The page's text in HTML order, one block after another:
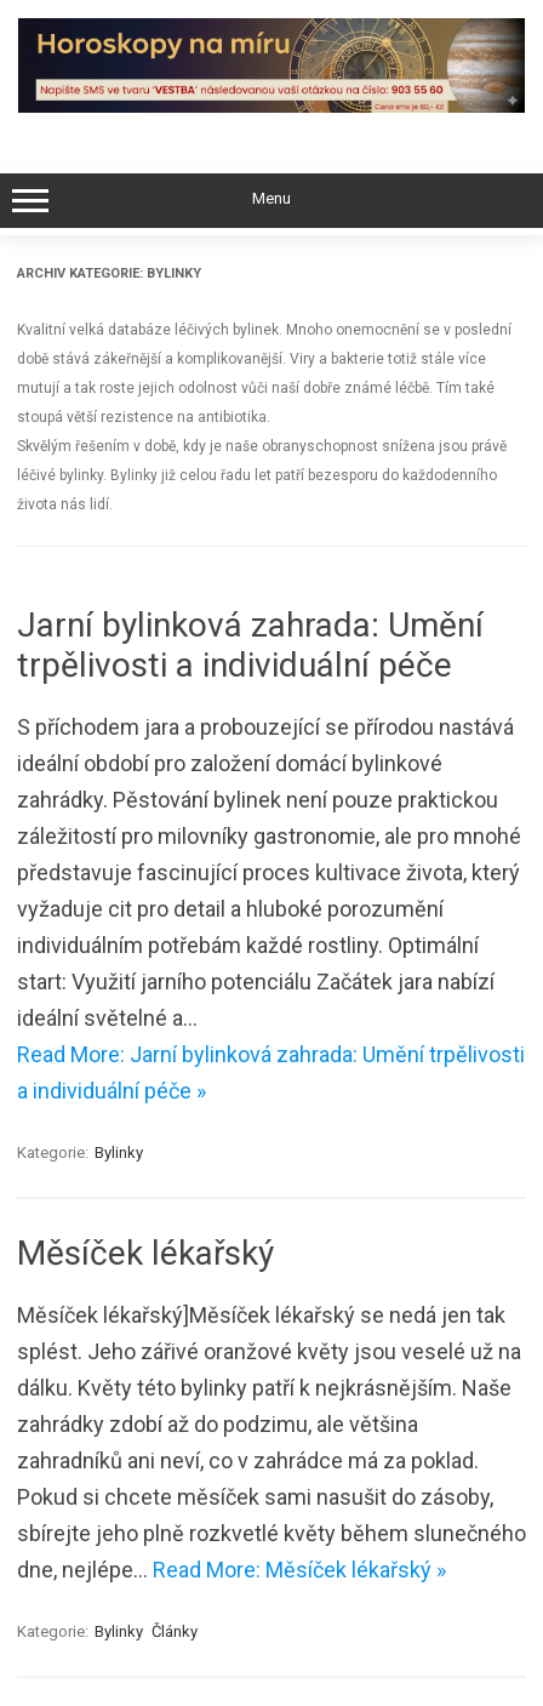
Skip
content
Menu
ARCHIV KATEGORIE: BYLINKY
Kvalitní velká databáze léčivých bylinek. Mnoho onemocnění se v poslední
době stává zákeřnější a komplikovanější. Viry a bakterie totiž stále více
mutují a tak roste jejich odolnost vůči naší dobře známé léčbě. Tím také
stoupá větší rezistence na antibiotika.
Skvělým řešením v době, kdy je naše obranyschopnost snížena jsou právě
léčivé bylinky. Bylinky již celou řadu let patří bezesporu do každodenního
života nás lidí.
Jarní bylinková zahrada: Umění
trpělivosti a individuální péče
S příchodem jara a probouzející se přírodou nastává
ideální období pro založení domácí bylinkové
zahrádky. Pěstování bylinek není pouze praktickou
záležitostí pro milovníky gastronomie, ale pro mnohé
představuje fascinující proces kultivace života, který
vyžaduje cit pro detail a hluboké porozumění
individuálním potřebám každé rostliny. Optimální
start: Využití jarního potenciálu Začátek jara nabízí
ideální světelné a…
Read More: Jarní bylinková zahrada: Umění trpělivosti
a individuální péče »
Kategorie: Bylinky
Měsíček lékařský
Měsíček lékařský]Měsíček lékařský se nedá jen tak
splést. Jeho zářivé oranžové květy jsou veselé už na
dálku. Květy této bylinky patří k nejkrásnějším. Naše
zahrádky zdobí až do podzimu, ale většina
zahradníků ani neví, co v zahrádce má za poklad.
Pokud si chcete měsíček sami nasušit do zásoby,
sbírejte jeho plně rozkvetlé květy během slunečného
dne, nejlépe… Read More: Měsíček lékařský »
Kategorie: Bylinky Články